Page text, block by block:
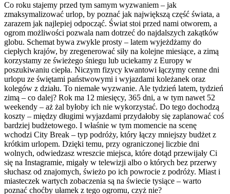
Co roku stajemy przed tym samym wyzwaniem – jak
zmaksymalizować urlop, by poznać jak największą część świata, a
zarazem jak najlepiej odpocząć. Świat stoi przed nami otworem, a
ogrom możliwości pozwala nam dotrzeć do najdalszych zakątków
globu. Schemat bywa zwykle prosty – latem wyjeżdżamy do
ciepłych krajów, by zregenerować siły na kolejne miesiące, a zimą
korzystamy ze świeżego śniegu lub uciekamy z Europy w
poszukiwaniu ciepła. Niczym fizycy kwantowi łączymy cenne dni
urlopu ze świętami państwowymi i wyjazdami koleżanek oraz
kolegów z działu. To niemałe wyzwanie. Ale tydzień latem, tydzień
zimą – co dalej? Rok ma 12 miesięcy, 365 dni, a w tym nawet 52
weekendy – aż żal byłoby ich nie wykorzystać. Do tego dochodzą
koszty – między długimi wyjazdami przydałoby się zaplanować coś
bardziej budżetowego. I właśnie w tym momencie na scenę
wchodzi City Break – typ podróży, który łączy mniejszy budżet z
krótkim urlopem. Dzięki temu, przy ograniczonej liczbie dni
wolnych, odwiedzasz wreszcie miejsca, które dotąd przewijały Ci
się na Instagramie, migały w telewizji albo o których bez przerwy
słuchasz od znajomych, świeżo po ich powrocie z podróży. Miast i
miasteczek wartych zobaczenia są na świecie tysiące – warto
poznać choćby ułamek z tego ogromu, czyż nie?